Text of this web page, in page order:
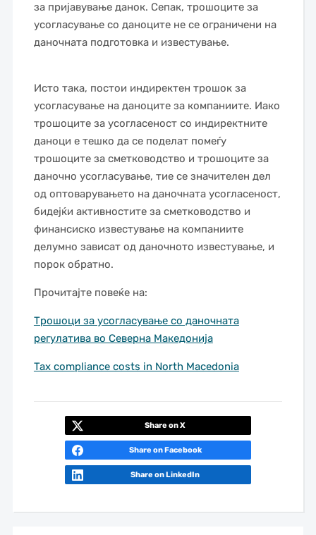
за пријавување данок. Сепак, трошоците за
усогласување со даноците не се ограничени на
даночната подготовка и известување.
Исто така, постои индиректен трошок за
усогласување на даноците за компаниите. Иако
трошоците за усогласеност со индиректните
даноци е тешко да се поделат помеѓу
трошоците за сметководство и трошоците за
даночно усогласување, тие се значителен дел
од оптоварувањето на даночната усогласеност,
бидејќи активностите за сметководство и
финансиско известување на компаниите
делумно зависат од даночното известување, и
порок обратно.
Прочитајте повеќе на:
Трошоци за усогласување со даночната
регулатива во Северна Македонија
Tax compliance costs in North Macedonia
Share on X
Share on Facebook
Share on LinkedIn